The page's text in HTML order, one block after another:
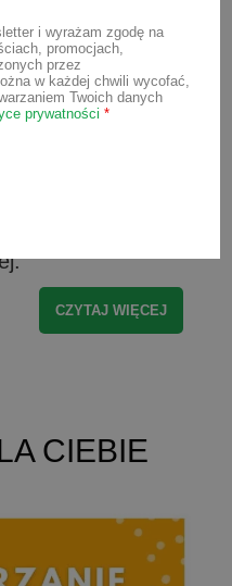
nie możemy
Często
ze sklepu mają
Jak wybrać
Sprawdź
CZYTAJ WIĘCEJ
CIEBIE
i wyrażam zgodę na
promocjach,
przez
w każdej chwili wycofać,
Twoich danych
prywatności *